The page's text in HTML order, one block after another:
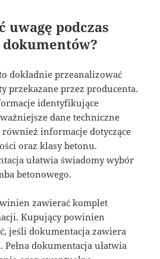
uwagę podczas
dokładnie przeanalizować
przekazane przez producenta.
identyfikujące
dane techniczne
informacje dotyczące
oraz klasy betonu.
ułatwia świadomy wybór
betonowego.
zawierać komplet
Kupujący powinien
jeśli dokumentacja zawiera
dokumentacja ułatwia